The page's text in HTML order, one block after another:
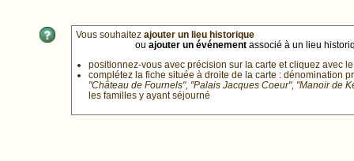
Vous souhaitez ajouter un lieu historique
ou ajouter un événement associé à un lieu
positionnez-vous avec précision sur la carte et cliquez avec
complétez la fiche située à droite de la carte : dénomination
"Château de Fournels", "Palais Jacques Coeur", "Manoir de
les familles y ayant séjourné